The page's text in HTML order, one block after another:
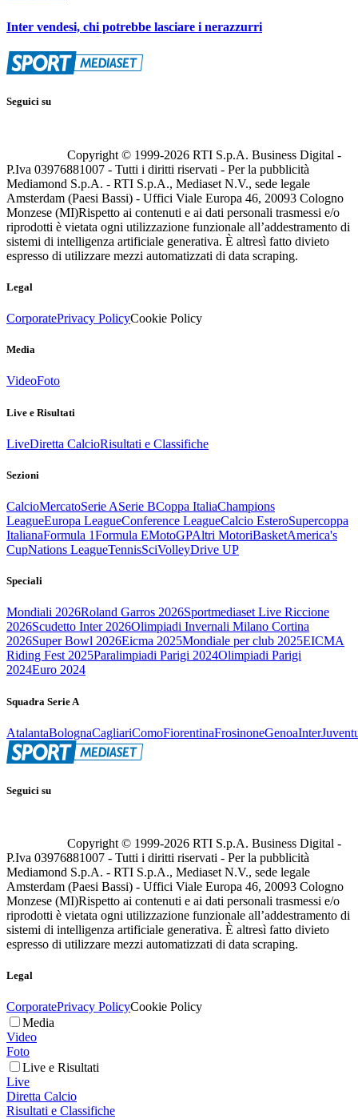
Inter vendesi, chi potrebbe lasciare i nerazzurri
Seguici su
Copyright © 1999-2026 RTI S.p.A. Business Digital -
P.Iva 03976881007 - Tutti i diritti riservati - Per la pubblicità
Mediamond S.p.A. - RTI S.p.A., Mediaset N.V., sede legale
Amsterdam (Paesi Bassi) - Uffici Viale Europa 46, 20093 Cologno
Monzese (MI)Rispetto ai contenuti e ai dati personali trasmessi e/o
riprodotti è vietata ogni utilizzazione funzionale all’addestramento di
sistemi di intelligenza artificiale generativa. È altresì fatto divieto
espresso di utilizzare mezzi automatizzati di data scraping.
Legal
CorporatePrivacy PolicyCookie Policy
Media
VideoFoto
Live e Risultati
LiveDiretta CalcioRisultati e Classifiche
Sezioni
CalcioMercatoSerie ASerie BCoppa ItaliaChampions
LeagueEuropa LeagueConference LeagueCalcio EsteroSupercoppa
ItalianaFormula 1Formula EMotoGPAltri MotoriBasketAmerica's
CupNations LeagueTennisSciVolleyDrive UP
Speciali
Mondiali 2026Roland Garros 2026Sportmediaset Live Riccione
2026Scudetto Inter 2026Olimpiadi Invernali Milano Cortina
2026Super Bowl 2026Eicma 2025Mondiale per club 2025EICMA
Riding Fest 2025Paralimpiadi Parigi 2024Olimpiadi Parigi
2024Euro 2024
Squadra Serie A
AtalantaBolognaCagliariComoFiorentinaFrosinoneGenoaInter
Seguici su
Copyright © 1999-2026 RTI S.p.A. Business Digital -
P.Iva 03976881007 - Tutti i diritti riservati - Per la pubblicità
Mediamond S.p.A. - RTI S.p.A., Mediaset N.V., sede legale
Amsterdam (Paesi Bassi) - Uffici Viale Europa 46, 20093 Cologno
Monzese (MI)Rispetto ai contenuti e ai dati personali trasmessi e/o
riprodotti è vietata ogni utilizzazione funzionale all’addestramento di
sistemi di intelligenza artificiale generativa. È altresì fatto divieto
espresso di utilizzare mezzi automatizzati di data scraping.
Legal
CorporatePrivacy PolicyCookie Policy
Media
Video
Foto
Live e Risultati
Live
Diretta Calcio
Risultati e Classifiche